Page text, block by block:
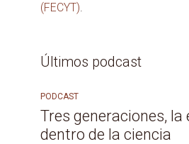
(FECYT).
Últimos podcast
PODCAST
Tres generaciones, la
dentro de la ciencia